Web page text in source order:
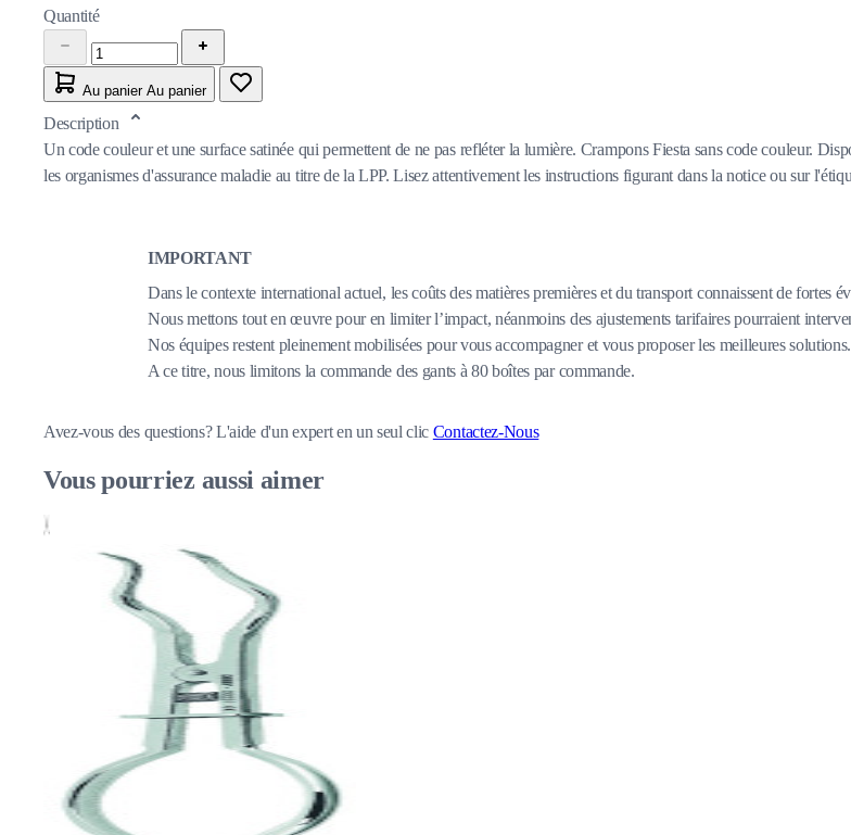
Quantité
Au panier Au panier
Description
Un code couleur et une surface satinée qui permettent de ne pas refléter la lumière. Crampons Fiesta sans code couleur.
les organismes d'assurance maladie au titre de la LPP. Lisez attentivement les instructions figurant dans la notice ou sur
IMPORTANT
Dans le contexte international actuel, les coûts des matières premières et du transport connaissent de fortes
Nous mettons tout en œuvre pour en limiter l’impact, néanmoins des ajustements tarifaires pourraient
Nos équipes restent pleinement mobilisées pour vous accompagner et vous proposer les meilleures solutions.
A ce titre, nous limitons la commande des gants à 80 boîtes par commande.
Avez-vous des questions?L'aide d'un expert en un seul clic Contactez-Nous
Vous pourriez aussi aimer